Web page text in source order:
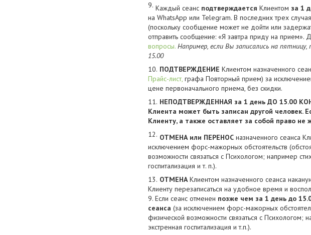
Каждый сеанс подтверждается Клиентом за 1
на WhatsApp или Telegram. В последних трех
(поскольку сообщение может не дойти или
отправить сообщение: «Я завтра приду на прием».
вопросы. Например, если Вы записались на
15.00
ПОДТВЕРЖДЕНИЕ Клиентом назначенного
Прайс-лист, графа Повторный прием) за
цене первоначального приема, без скидки.
НЕПОДТВЕРЖДЕННАЯ за 1 день ДО 15.00
Клиента может быть записан другой человек.
Клиенту, а также оставляет за собой право не
ОТМЕНА или ПЕРЕНОС назначенного сеанса
исключением форс-мажорных обстоятельств
возможности связаться с Психологом; например
госпитализация и т. п.).
ОТМЕНА Клиентом назначенного сеанса
Клиенту перезаписаться на удобное время и
9. Если сеанс отменен позже чем за 1 день до
сеанса (за исключением форс-мажорных
физической возможности связаться с Психологом;
экстренная госпитализация и т.п.).